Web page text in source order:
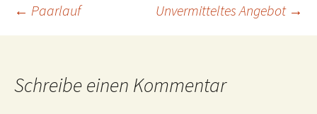
Beitrags-
← Paarlauf Unvermitteltes Angebot →
Schreibe einen Kommentar